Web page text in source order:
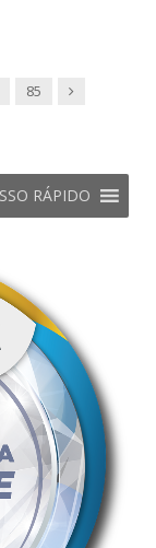
85 Next
RÁPIDO